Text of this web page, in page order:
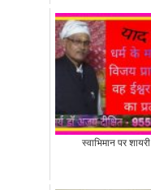
स्वाभिमान पर शायरी